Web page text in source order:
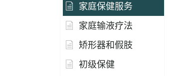
家庭保健服务
家庭输液疗法
矫形器和假肢
初级保健